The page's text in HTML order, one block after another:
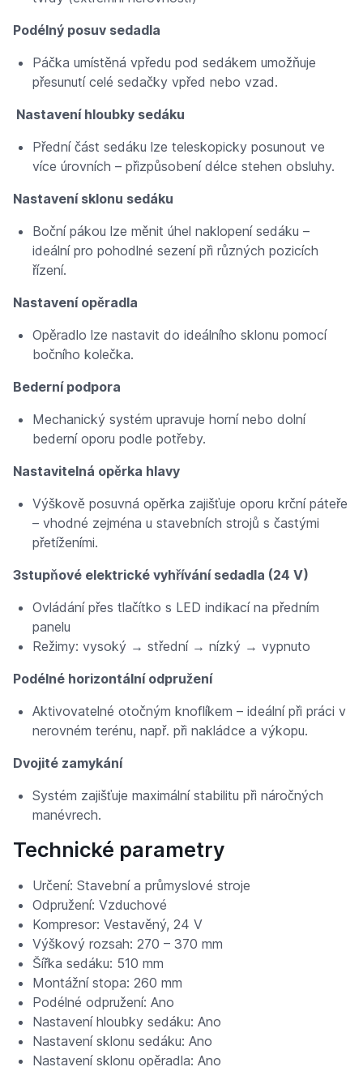
Podélný posuv sedadla
Páčka umístěná vpředu pod sedákem umožňuje
přesunutí celé sedačky vpřed nebo vzad.
Nastavení hloubky sedáku
Přední část sedáku lze teleskopicky posunout ve
více úrovních – přizpůsobení délce stehen obsluhy.
Nastavení sklonu sedáku
Boční pákou lze měnit úhel naklopení sedáku –
ideální pro pohodlné sezení při různých pozicích
řízení.
Nastavení opěradla
Opěradlo lze nastavit do ideálního sklonu pomocí
bočního kolečka.
Bederní podpora
Mechanický systém upravuje horní nebo dolní
bederní oporu podle potřeby.
Nastavitelná opěrka hlavy
Výškově posuvná opěrka zajišťuje oporu krční páteře
– vhodné zejména u stavebních strojů s častými
přetíženími.
3stupňové elektrické vyhřívání sedadla (24 V)
Ovládání přes tlačítko s LED indikací na předním
panelu
Režimy: vysoký → střední → nízký → vypnuto
Podélné horizontální odpružení
Aktivovatelné otočným knoflíkem – ideální při práci v
nerovném terénu, např. při nakládce a výkopu.
Dvojité zamykání
Systém zajišťuje maximální stabilitu při náročných
manévrech.
Technické parametry
Určení: Stavební a průmyslové stroje
Odpružení: Vzduchové
Kompresor: Vestavěný, 24 V
Výškový rozsah: 270 – 370 mm
Šířka sedáku: 510 mm
Montážní stopa: 260 mm
Podélné odpružení: Ano
Nastavení hloubky sedáku: Ano
Nastavení sklonu sedáku: Ano
Nastavení sklonu opěradla: Ano